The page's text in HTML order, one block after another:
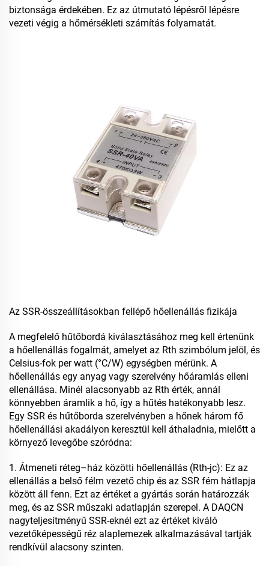
biztonsága érdekében. Ez az útmutató lépésről lépésre
vezeti végig a hőmérsékleti számítás folyamatát.
Az SSR-összeállításokban fellépő hőellenállás fizikája
A megfelelő hűtőbordá kiválasztásához meg kell értenünk
a hőellenállás fogalmát, amelyet az Rth szimbólum jelöl, és
Celsius-fok per watt (°C/W) egységben mérünk. A
hőellenállás egy anyag vagy szerelvény hőáramlás elleni
ellenállása. Minél alacsonyabb az Rth érték, annál
könnyebben áramlik a hő, így a hűtés hatékonyabb lesz.
Egy SSR és hűtőborda szerelvényben a hőnek három fő
hőellenállási akadályon keresztül kell áthaladnia, mielőtt a
környező levegőbe szóródna:
1. Átmeneti réteg–ház közötti hőellenállás (Rth-jc): Ez az
ellenállás a belső félm vezető chip és az SSR fém hátlapja
között áll fenn. Ezt az értéket a gyártás során határozzák
meg, és az SSR műszaki adatlapján szerepel. A DAQCN
nagyteljesítményű SSR-eknél ezt az értéket kiváló
vezetőképességű réz alaplemezek alkalmazásával tartják
rendkívül alacsony szinten.